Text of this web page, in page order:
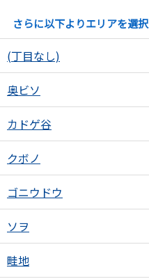
さらに以下よりエリアを選
(丁目なし)
奥ビソ
カドゲ谷
クボノ
ゴニウドウ
ソヲ
畦地